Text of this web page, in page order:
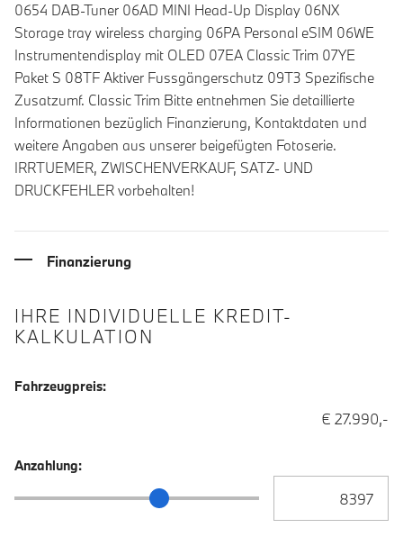
0654 DAB-Tuner 06AD MINI Head-Up Display 06NX
Storage tray wireless charging 06PA Personal eSIM 06WE
Instrumentendisplay mit OLED 07EA Classic Trim 07YE
Paket S 08TF Aktiver Fussgängerschutz 09T3 Spezifische
Zusatzumf. Classic Trim Bitte entnehmen Sie detaillierte
Informationen bezüglich Finanzierung, Kontaktdaten und
weitere Angaben aus unserer beigefügten Fotoserie.
IRRTUEMER, ZWISCHENVERKAUF, SATZ- UND
DRUCKFEHLER vorbehalten!
Finanzierung
IHRE INDIVIDUELLE KREDIT-
KALKULATION
Fahrzeugpreis:
€ 27.990,-
Anzahlung:
Anzahlung Schieberegler